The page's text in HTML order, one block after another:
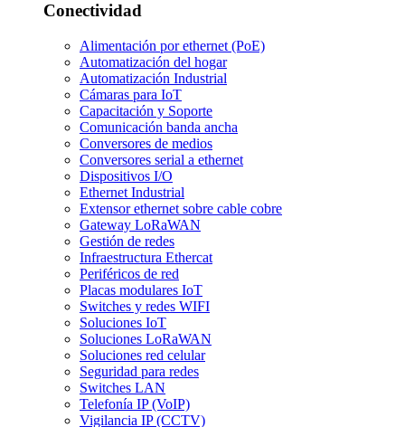
Conectividad
Alimentación por ethernet (PoE)
Automatización del hogar
Automatización Industrial
Cámaras para IoT
Capacitación y Soporte
Comunicación banda ancha
Conversores de medios
Conversores serial a ethernet
Dispositivos I/O
Ethernet Industrial
Extensor ethernet sobre cable cobre
Gateway LoRaWAN
Gestión de redes
Infraestructura Ethercat
Periféricos de red
Placas modulares IoT
Switches y redes WIFI
Soluciones IoT
Soluciones LoRaWAN
Soluciones red celular
Seguridad para redes
Switches LAN
Telefonía IP (VoIP)
Vigilancia IP (CCTV)